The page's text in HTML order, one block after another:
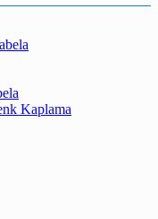
Kaplama